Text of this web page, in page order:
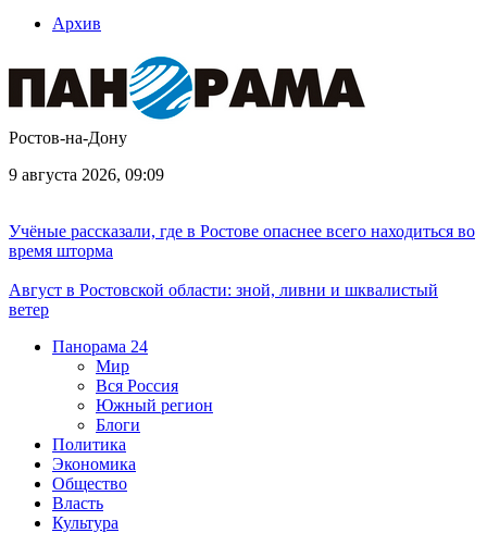
Архив
Ростов-на-Дону
9 августа 2026, 09:09
Учёные рассказали, где в Ростове опаснее всего находиться во
время шторма
Август в Ростовской области: зной, ливни и шквалистый
ветер
Панорама 24
Мир
Вся Россия
Южный регион
Блоги
Политика
Экономика
Общество
Власть
Культура